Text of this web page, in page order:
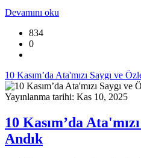
Devamını oku
834
0
10 Kasım’da Ata'mızı Saygı ve
Yayınlanma tarihi: Kas 10, 2025
10 Kasım’da
Andık